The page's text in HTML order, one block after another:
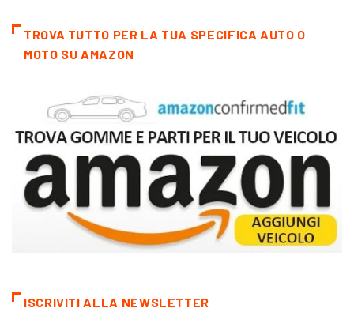
TROVA TUTTO PER LA TUA SPECIFICA AUTO O
MOTO SU AMAZON
ISCRIVITI ALLA NEWSLETTER